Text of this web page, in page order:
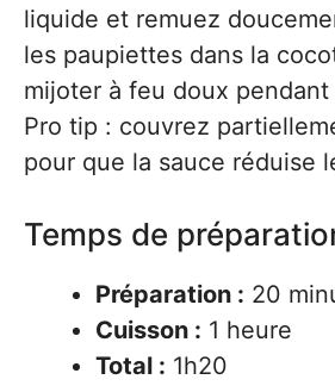
liquide et remuez
les paupiettes dans la
mijoter à feu doux
Pro tip : couvrez
pour que la sauce réduise
Temps de
Préparation : 20
Cuisson : 1 heure
Total : 1h20